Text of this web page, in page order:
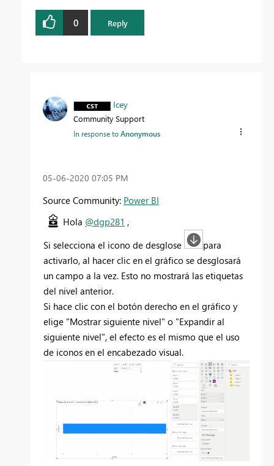
0 Reply
Icey
Community Support
In response toAnonymous
‎05-06-2020 07:05 PM
Source Community: Power BI
Hola @dgp281 ,
Si selecciona el icono de desglose
para
activarlo, al hacer clic en el gráfico se desglosará
un campo a la vez. Esto no mostrará las etiquetas
del nivel anterior.
Si hace clic con el botón derecho en el gráfico y
elige "Mostrar siguiente nivel" o "Expandir al
siguiente nivel", el efecto es el mismo que el uso
de iconos en el encabezado visual.